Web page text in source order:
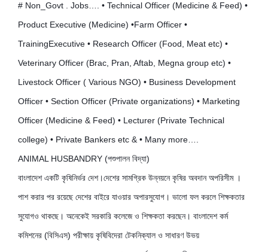
# Non_Govt . Jobs…. • Technical Officer (Medicine & Feed) •
Product Executive (Medicine) •Farm Officer •
TrainingExecutive • Research Officer (Food, Meat etc) •
Veterinary Officer (Brac, Pran, Aftab, Megna group etc) •
Livestock Officer ( Various NGO) • Business Development
Officer • Section Officer (Private organizations) • Marketing
Officer (Medicine & Feed) • Lecturer (Private Technical
college) • Private Bankers etc & • Many more….
ANIMAL HUSBANDRY (পশুপালন বিদ্যা)
বাংলাদেশ একটি কৃষিনির্ভর দেশ।দেশের সামগ্রিক উন্নয়নে কৃষির অবদান অপরিসীম ।
পাশ করার পর রয়েছে দেশের বাইরে যাওয়ার অপারসুযোগ। ভালো ফল করলে শিক্ষকতার
সুযোগও থাকছে। অনেকেই সরকারি কলেজে ও শিক্ষকতা করছেন। বাংলাদেশ কর্ম
কমিশনের (বিসিএস) পরীক্ষায় কৃষিবিদেরা টেকনিক্যাল ও সাধারণ উভয়